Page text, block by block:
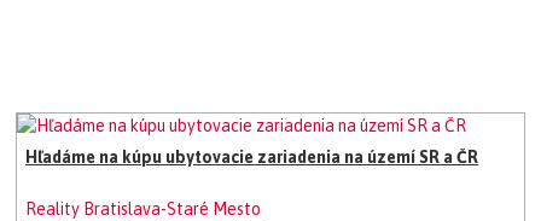
Hľadáme na kúpu ubytovacie zariadenia na území SR a ČR
Reality Bratislava-Staré Mesto